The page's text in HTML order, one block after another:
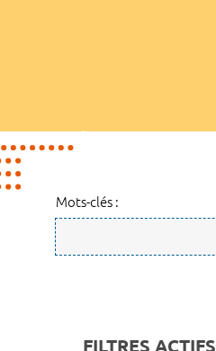
Mots-clés :
FILTRES ACTIFS